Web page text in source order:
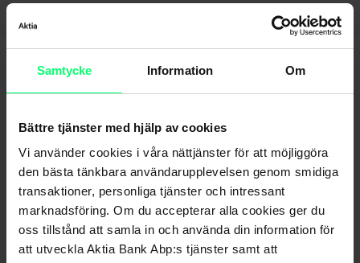
Samtycke Information Om
Bättre tjänster med hjälp av cookies
Vi använder cookies i våra nättjänster för att möjliggöra
den bästa tänkbara användarupplevelsen genom smidiga
transaktioner, personliga tjänster och intressant
marknadsföring. Om du accepterar alla cookies ger du
oss tillstånd att samla in och använda din information för
att utveckla Aktia Bank Abp:s tjänster samt att
Hittar du inte det du söker?
Kundservice
Skicka ett meddelande till oss via nätbanken